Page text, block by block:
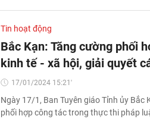
Tin hoạt động
Bắc Kạn: Tăng cường phối
kinh tế - xã hội, giải quyết
17/01/2024 15:21'
Ngày 17/1, Ban Tuyên giáo Tỉnh ủy
phối hợp công tác trong thực thi pháp